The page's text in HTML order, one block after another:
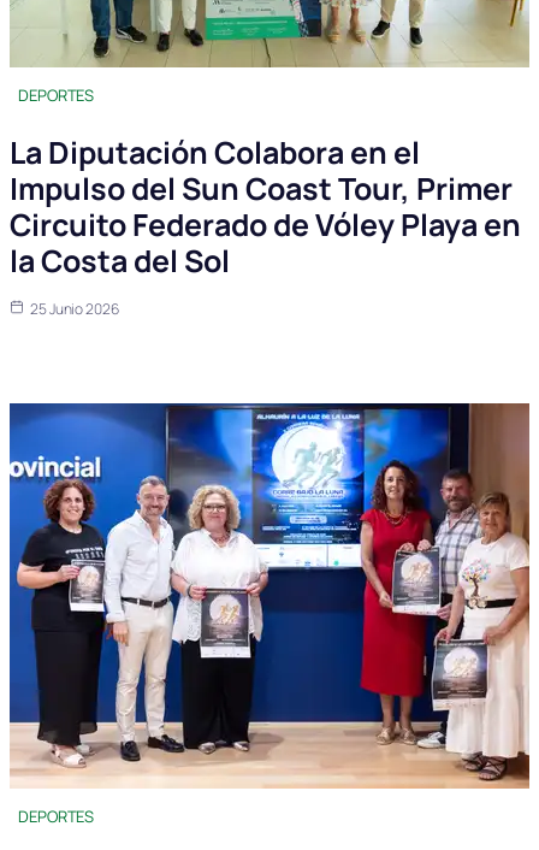
DEPORTES
La Diputación Colabora en el
Impulso del Sun Coast Tour, Primer
Circuito Federado de Vóley Playa en
la Costa del Sol
25 Junio 2026
DEPORTES